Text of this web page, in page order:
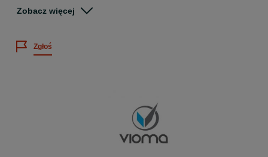
*Luzem: 20-26 ton
=== POSIADAMY TRANSPORT – DOSTAWA NA TERENIE
MINIMALNE ZAMÓWIENIE: 15 TON!
** SPRAWDŹ SZERSZĄ OFERTĘ NA NASZEJ STRONIE: **
Zobacz więcej
Zgłoś